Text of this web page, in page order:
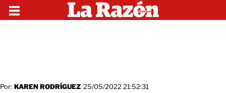
Por: KAREN RODRÍGUEZ 25/05/2022 21:52:31